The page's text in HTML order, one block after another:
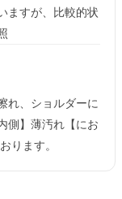
ますが、比較的状
れ、ショルダーに
側】薄汚れ【にお
ります。